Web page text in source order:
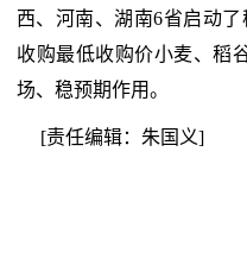
西、河南、湖南6省启动
收购最低收购价小麦、稻
场、稳预期作用。
[责任编辑：朱国义]